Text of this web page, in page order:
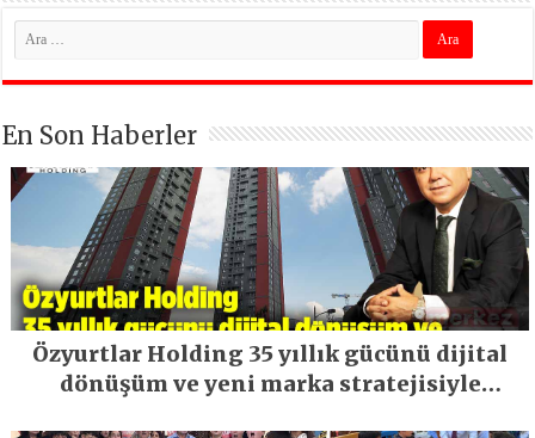
En Son Haberler
Özyurtlar Holding 35 yıllık gücünü dijital
dönüşüm ve yeni marka stratejisiyle